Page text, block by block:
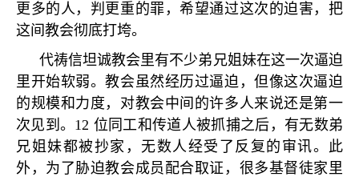
更多的人，判更重的罪，希望通过这次的迫害，把
这间教会彻底打垮。
代祷信坦诚教会里有不少弟兄姐妹在这一次逼迫
里开始软弱。教会虽然经历过逼迫，但像这次逼迫
的规模和力度，对教会中间的许多人来说还是第一
次见到。 12 位同工和传道人被抓捕之后，有无数弟
兄姐妹都被抄家，无数人经受了反复的审讯。此
外，为了胁迫教会成员配合取证，很多基督徒家里